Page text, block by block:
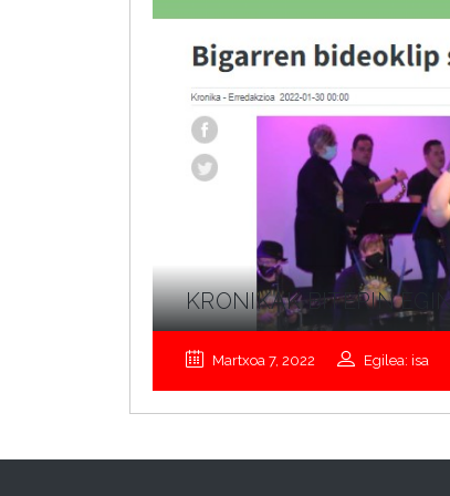
KRONIKAK BITERIN
Martxoa 7, 2022 Egilea: isa